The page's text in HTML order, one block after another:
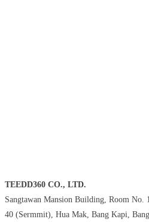
TEEDD360 CO., LTD.
Sangtawan Mansion Building, Room No.
40 (Sermmit), Hua Mak, Bang Kapi,